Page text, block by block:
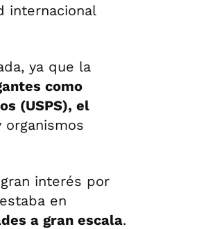
internacional
ya que la
como
(USPS), el
organismos
interés por
en
a gran escala.